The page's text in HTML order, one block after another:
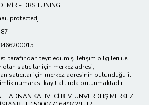
- DRS TUNING
protected]
tarafından teyit edilmiş iletişim bilgileri ile
satıcılar için merkez adresi;
satıcılar için merkez adresinin bulunduğu il
numarası kayıt altında bulunmaktadır.
ADNAN KAHVECİ BLV. ÜNVERDI IŞ MERKEZI